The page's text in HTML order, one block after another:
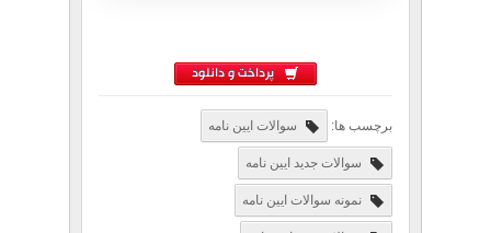
پرداخت و دانلود
برچسب ها: سوالات ایین نامه
سوالات جدید ایین نامه
نمونه سوالات ایین نامه